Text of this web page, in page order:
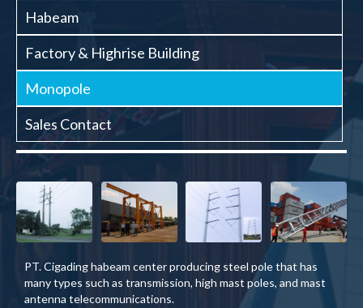
Habeam
Factory & Highrise Building
Monopole
Sales Contact
PT. Cigading habeam center producing steel pole that has
many types such as transmission, high mast poles, and mast
antenna telecommunications.